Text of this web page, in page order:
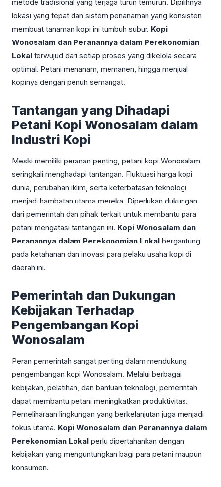
metode tradisional yang terjaga turun temurun. Dipilihnya
lokasi yang tepat dan sistem penanaman yang konsisten
membuat tanaman kopi ini tumbuh subur. Kopi
Wonosalam dan Peranannya dalam Perekonomian
Lokal terwujud dari setiap proses yang dikelola secara
optimal. Petani menanam, memanen, hingga menjual
kopinya dengan penuh semangat.
Tantangan yang Dihadapi
Petani Kopi Wonosalam dalam
Industri Kopi
Meski memiliki peranan penting, petani kopi Wonosalam
seringkali menghadapi tantangan. Fluktuasi harga kopi
dunia, perubahan iklim, serta keterbatasan teknologi
menjadi hambatan utama mereka. Diperlukan dukungan
dari pemerintah dan pihak terkait untuk membantu para
petani mengatasi tantangan ini. Kopi Wonosalam dan
Peranannya dalam Perekonomian Lokal bergantung
pada ketahanan dan inovasi para pelaku usaha kopi di
daerah ini.
Pemerintah dan Dukungan
Kebijakan Terhadap
Pengembangan Kopi
Wonosalam
Peran pemerintah sangat penting dalam mendukung
pengembangan kopi Wonosalam. Melalui berbagai
kebijakan, pelatihan, dan bantuan teknologi, pemerintah
dapat membantu petani meningkatkan produktivitas.
Pemeliharaan lingkungan yang berkelanjutan juga menjadi
fokus utama. Kopi Wonosalam dan Peranannya dalam
Perekonomian Lokal perlu dipertahankan dengan
kebijakan yang menguntungkan bagi para petani maupun
konsumen.